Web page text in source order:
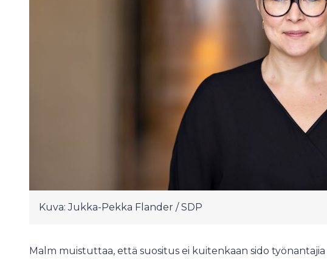
Kuva: Jukka-Pekka Flander / SDP
Malm muistuttaa, että suositus ei kuitenkaan sido